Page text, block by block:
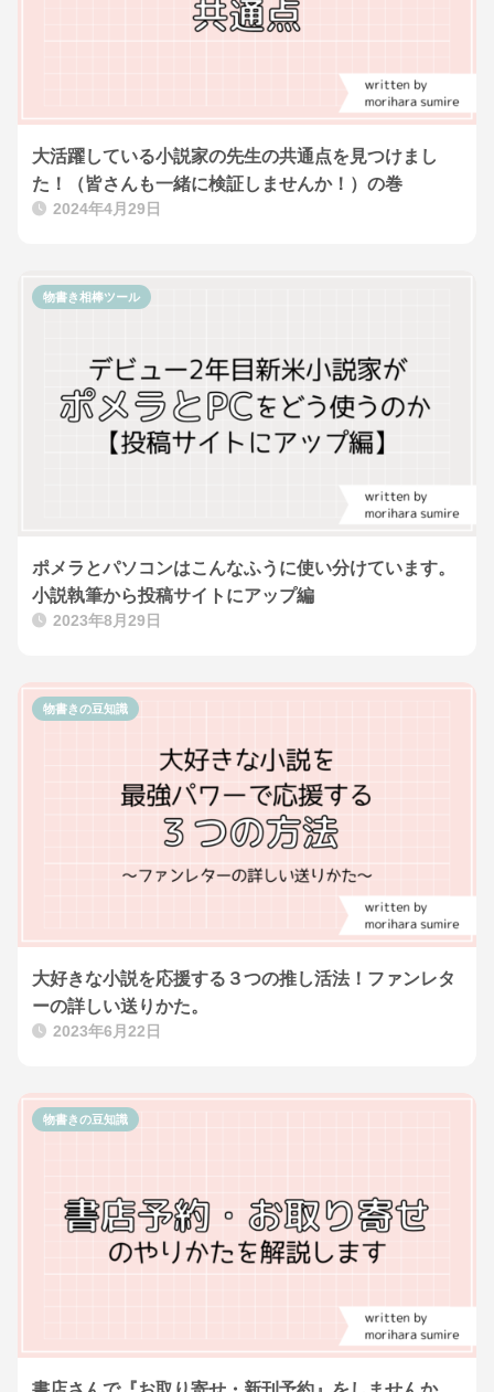
大活躍している小説家の先生の共通点を見つけまし
た！（皆さんも一緒に検証しませんか！）の巻
2024年4月29日
ポメラとパソコンはこんなふうに使い分けています。
小説執筆から投稿サイトにアップ編
2023年8月29日
物書き相棒ツール
大好きな小説を応援する３つの推し活法！ファンレタ
ーの詳しい送りかた。
2023年6月22日
物書きの豆知識
物書きの豆知識